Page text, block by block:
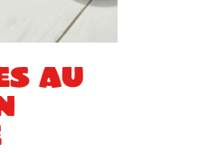
au